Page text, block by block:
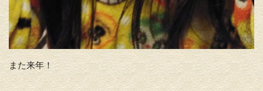
また来年！